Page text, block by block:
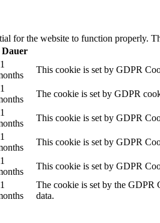
for the website to function properly.
Dauer
This cookie is set by GDPR
The cookie is set by GDPR
This cookie is set by GDPR
This cookie is set by GDPR
This cookie is set by GDPR
The cookie is set by the GDPR
data.